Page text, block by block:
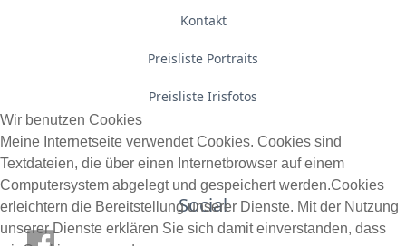
Kontakt
Preisliste Portraits
Preisliste Irisfotos
Social
Wir benutzen Cookies
Meine Internetseite verwendet Cookies. Cookies sind
Textdateien, die über einen Internetbrowser auf einem
Computersystem abgelegt und gespeichert werden.Cookies
erleichtern die Bereitstellung unserer Dienste. Mit der Nutzung
unserer Dienste erklären Sie sich damit einverstanden, dass